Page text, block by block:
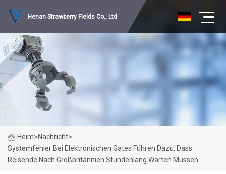
Henan Strawberry Fields Co., Ltd
Heim>Nachricht>
Systemfehler Bei Elektronischen Gates Führen Dazu, Dass
Reisende Nach Großbritannien Stundenlang Warten Müssen